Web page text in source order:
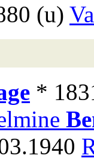
(u)
*